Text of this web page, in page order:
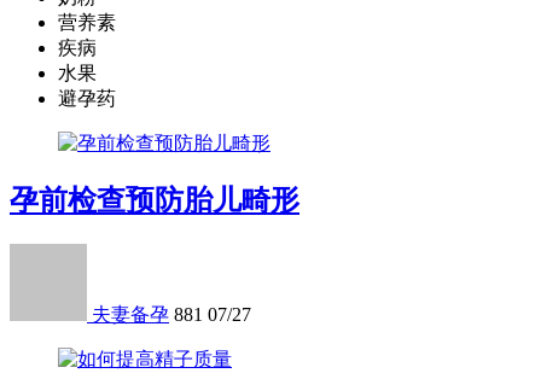
营养素
疾病
水果
避孕药
孕前检查预防胎儿畸形
夫妻备孕 881 07/27